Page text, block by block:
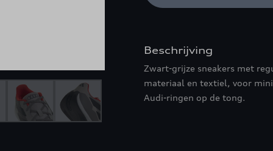
Beschrijving
Zwart-grijze sneakers met
materiaal en textiel, voor
Audi-ringen op de tong.